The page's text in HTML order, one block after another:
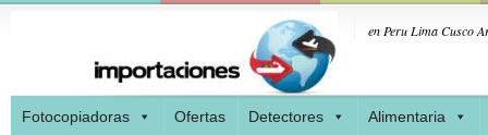
en Peru Lima Cusco
Fotocopiadoras Ofertas Detectores Alimentaria